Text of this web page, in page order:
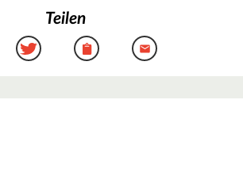
Teilen